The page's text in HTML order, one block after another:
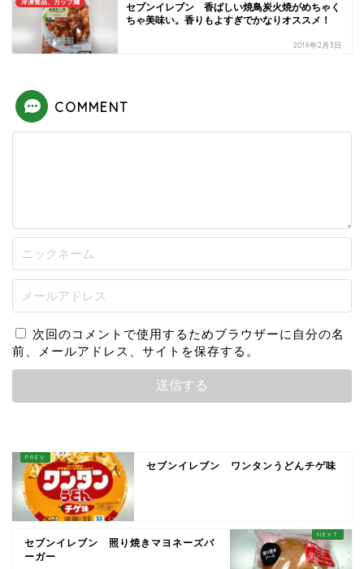
冷凍食品、カップ麺
セブンイレブン 香ばしい焼鳥炭火焼がめちゃく
ちゃ美味い。香りもよすぎでかなりオススメ！
2019年2月3日
COMMENT
次回のコメントで使用するためブラウザーに自分の名
前、メールアドレス、サイトを保存する。
セブンイレブン ワンタンうどんチゲ味
セブンイレブン 照り焼きマヨネーズバ
ーガー